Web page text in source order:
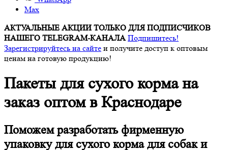
Max
АКТУАЛЬНЫЕ АКЦИИ ТОЛЬКО ДЛЯ ПОДПИСЧИКОВ
НАШЕГО TELEGRAM-КАНАЛА Подпишитесь!
Зарегистрируйтесь на сайте и получите доступ к оптовым
ценам на готовую продукцию!
Пакеты для сухого корма на
заказ оптом в Краснодаре
Поможем разработать фирменную
упаковку для сухого корма для собак и